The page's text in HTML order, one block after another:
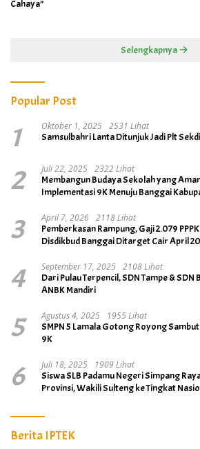
Cahaya”
Selengkapnya
Popular Post
1 Oktober 1, 2025 2531 Lihat
Samsulbahri Lanta Ditunjuk Jadi Plt
2 Juli 22, 2025 2322 Lihat
Membangun Budaya Sekolah yang
Implementasi 9K Menuju Banggai
3 April 7, 2026 2118 Lihat
Pemberkasan Rampung, Gaji 2.079
Disdikbud Banggai Ditarget Cair April
4 September 17, 2025 2108 Lihat
Dari Pulau Terpencil, SDN Tampe & SDN
ANBK Mandiri
5 Agustus 4, 2025
1955 Lihat
SMPN 5 Lamala Gotong Royong
9K
6 Juli 18, 2025
1909 Lihat
Siswa SLB Padamu Negeri Simpang
Provinsi, Wakili Sulteng ke Tingkat
Berita IPTEK